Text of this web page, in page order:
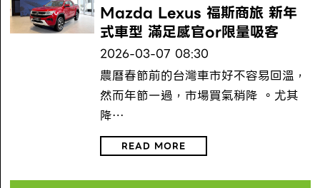
Mazda Lexus 福斯商旅 新年
式車型 滿足感官or限量吸客
2026-03-07 08:30
農曆春節前的台灣車市好不容易回溫，
然而年節一過，市場買氣稍降 。尤其
降…
READ MORE